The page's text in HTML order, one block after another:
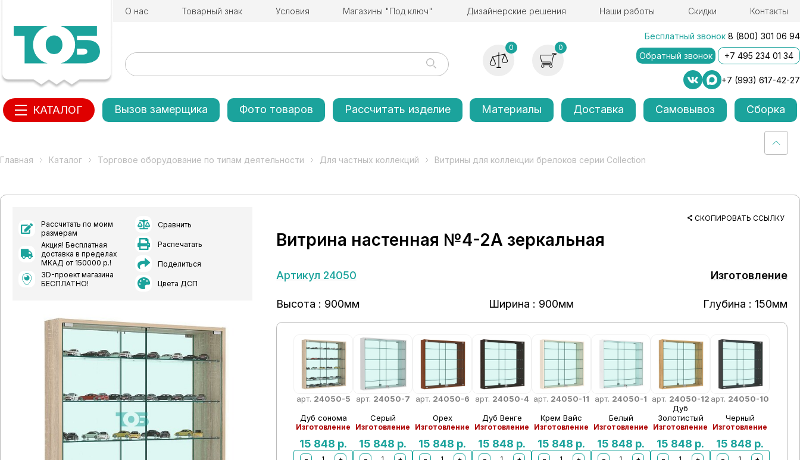
О нас Товарный знак Условия Магазины "Под ключ" Дизайнерские решения Наши работы Скидки Контакты
0 0
Бесплатный звонок 8 (800) 301 06 94
Обратный звонок
+7 495 234 01 34
+7 (993) 617-42-27
КАТАЛОГ Вызов замерщика Фото товаров Рассчитать изделие Материалы Доставка Самовывоз Сборка
Главная Каталог Торговое оборудование по типам деятельности Для частных коллекций Витрины для коллекции брелоков серии Collection
Рассчитать по моим
размерам
Акция! Бесплатная
доставка в пределах
МКАД от 150000 р.!
3D-проект магазина
БЕСПЛАТНО!
Сравнить
Распечатать
Поделиться
Цвета ДСП
СКОПИРОВАТЬ ССЫЛКУ
Витрина настенная №4-2А зеркальная
Артикул 24050 Изготовление
Высота : 900мм Ширина : 900мм Глубина : 150мм
арт. 24050-5
Дуб сонома
Изготовление
15 848 р.
арт. 24050-7
Серый
Изготовление
15 848 р.
арт. 24050-6
Орех
Изготовление
15 848 р.
арт. 24050-4
Дуб Венге
Изготовление
15 848 р.
арт. 24050-11
Крем Вайс
Изготовление
15 848 р.
арт. 24050-1
Белый
Изготовление
15 848 р.
арт. 24050-12
Дуб
Золотистый
Изготовление
15 848 р.
арт. 24050-10
Черный
Изготовление
15 848 р.